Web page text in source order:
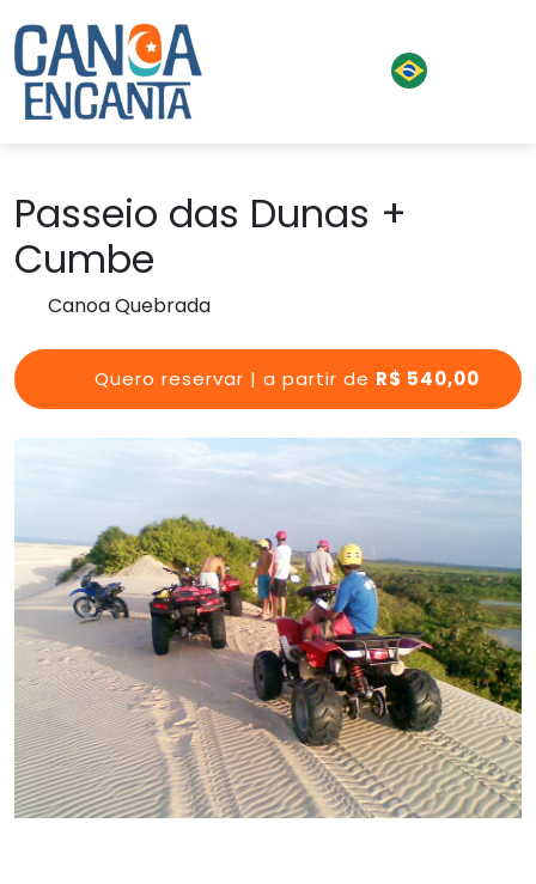
Passeio das Dunas +
Cumbe
Canoa Quebrada
Quero reservar | a partir de R$ 540,00